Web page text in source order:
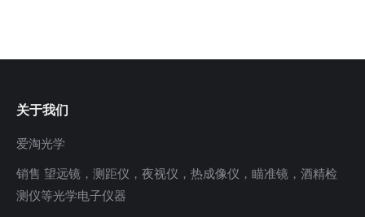
关于我们
爱淘光学
销售 望远镜，测距仪，夜视仪，热成像仪，瞄准镜，酒精检
测仪等光学电子仪器